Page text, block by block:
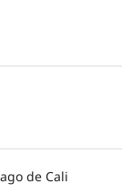
de Cali